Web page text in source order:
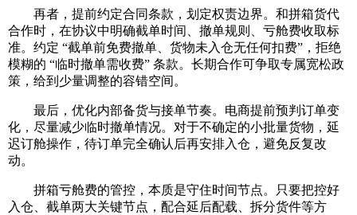
再者，提前约定合同条款，划定权责边界。和拼箱货代
合作时，在协议中明确截单时间、撤单规则、亏舱费收取标
准。约定 “截单前免费撤单、货物未入仓无任何扣费”，拒绝
模糊的 “临时撤单需收费” 条款。长期合作可争取专属宽松政
策，给到少量调整的容错空间。
最后，优化内部备货与接单节奏。电商提前预判订单变
化，尽量减少临时撤单情况。对于不确定的小批量货物，延
迟订舱操作，待订单完全确认后再安排入仓，避免反复改
动。
拼箱亏舱费的管控，本质是守住时间节点。只要把控好
入仓、截单两大关键节点，配合延后配载、拆分货件等方